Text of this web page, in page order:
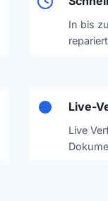
In bis
repariert
Live-
Live